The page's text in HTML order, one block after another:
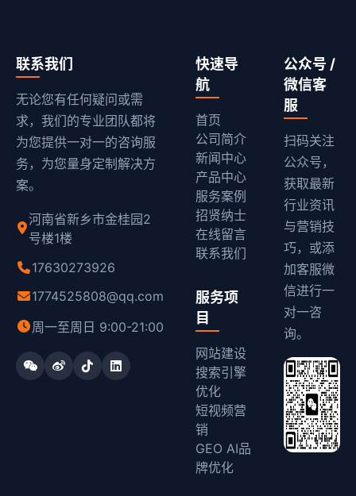
联系我们
无论您有任何疑问或需
求，我们的专业团队都将
为您提供一对一的咨询服
务，为您量身定制解决方
案。
河南省新乡市金桂园2
号楼1楼
17630273926
1774525808@qq.com
周一至周日 9:00-21:00
快速导
航
首页
公司简介
新闻中心
产品中心
服务案例
招贤纳士
在线留言
联系我们
服务项
目
网站建设
搜索引擎
优化
短视频营
销
GEO AI品
牌优化
公众号 /
微信客
服
扫码关注
公众号，
获取最新
行业资讯
与营销技
巧，或添
加客服微
信进行一
对一咨
询。